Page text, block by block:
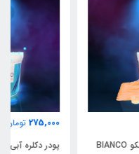
پودر دکلره آبی بیانکو BIANCO